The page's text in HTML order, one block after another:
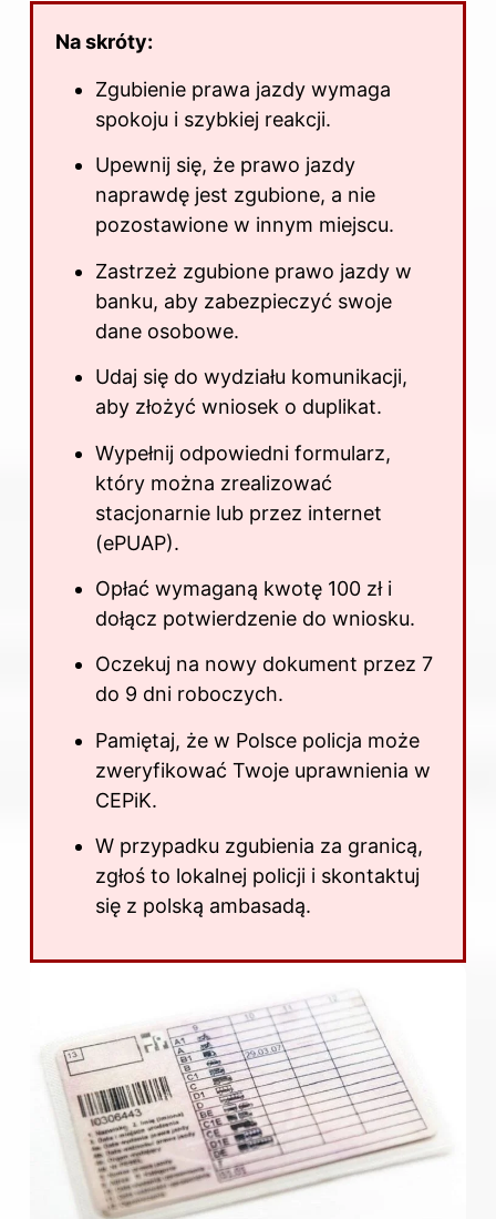
Na skróty:
Zgubienie prawa jazdy wymaga
spokoju i szybkiej reakcji.
Upewnij się, że prawo jazdy
naprawdę jest zgubione, a nie
pozostawione w innym miejscu.
Zastrzeż zgubione prawo jazdy w
banku, aby zabezpieczyć swoje
dane osobowe.
Udaj się do wydziału komunikacji,
aby złożyć wniosek o duplikat.
Wypełnij odpowiedni formularz,
który można zrealizować
stacjonarnie lub przez internet
(ePUAP).
Opłać wymaganą kwotę 100 zł i
dołącz potwierdzenie do wniosku.
Oczekuj na nowy dokument przez 7
do 9 dni roboczych.
Pamiętaj, że w Polsce policja może
zweryfikować Twoje uprawnienia w
CEPiK.
W przypadku zgubienia za granicą,
zgłoś to lokalnej policji i skontaktuj
się z polską ambasadą.